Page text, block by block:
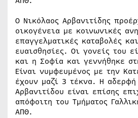
Ο Νικόλαος Αρβανιτίδης
οικογένεια με κοινωνικές
επαγγελματικές καταβολές
ευαισθησίες. Οι γονείς του
και η Σοφία και γεννήθηκε
Είναι νυμφευμένος με την
έχουν μαζί 3 τέκνα. Η αδερφή
Αρβανιτίδου είναι επίσης
απόφοιτη του Τμήματος
ΑΠΘ.